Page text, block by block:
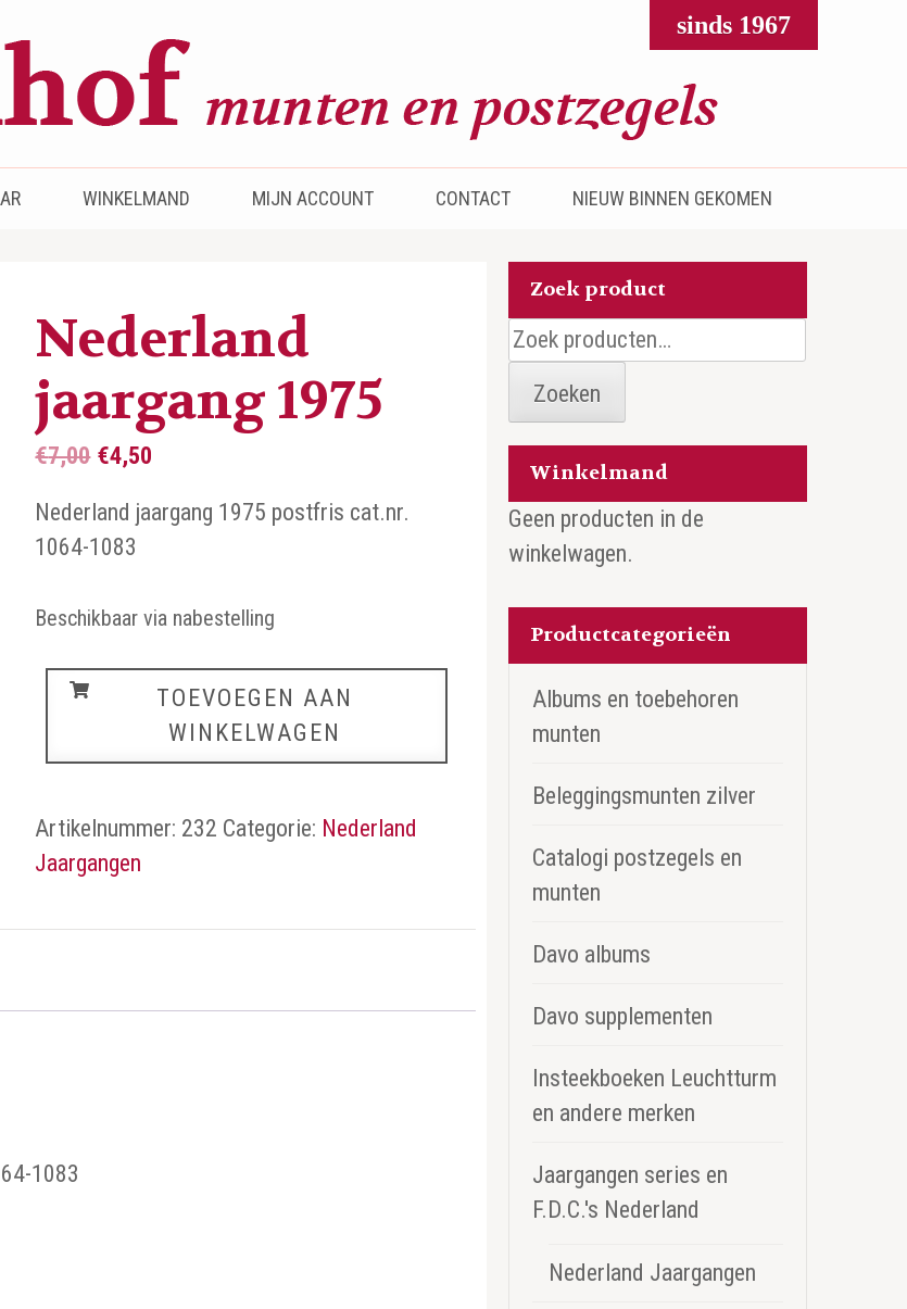
sinds 1967
WINKELMAND MIJN ACCOUNT CONTACT NIEUW BINNEN GEKOMEN
Nederland
jaargang 1975
€7,00 Oorspronkelijke
was:
€7,00.
€4,50
is:
Nederland jaargang 1975 postfris cat.nr.
1064-1083
Beschikbaar via nabestelling
Nederland
TOEVOEGEN AAN
WINKELWAGEN
Artikelnummer: 232 Categorie: Nederland
Jaargangen
1083
Zoek product
Zoeken
naar:
Zoeken
Winkelmand
Geen producten in de
winkelwagen.
Productcategorieën
Albums en toebehoren
munten
Beleggingsmunten zilver
Catalogi postzegels en
munten
Davo albums
Davo supplementen
Insteekboeken Leuchtturm
en andere merken
Jaargangen series en
F.D.C.'s Nederland
Nederland Jaargangen